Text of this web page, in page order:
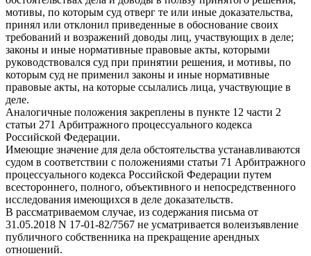
мотивы, по которым суд отверг те или иные доказательства,
принял или отклонил приведенные в обоснование своих
требований и возражений доводы лиц, участвующих в деле;
законы и иные нормативные правовые акты, которыми
руководствовался суд при принятии решения, и мотивы, по
которым суд не применил законы и иные нормативные
правовые акты, на которые ссылались лица, участвующие в
деле.
Аналогичные положения закреплены в пункте 12 части 2
статьи 271 Арбитражного процессуального кодекса
Российской Федерации.
Имеющие значение для дела обстоятельства устанавливаются
судом в соответствии с положениями статьи 71 Арбитражного
процессуального кодекса Российской Федерации путем
всестороннего, полного, объективного и непосредственного
исследования имеющихся в деле доказательств.
В рассматриваемом случае, из содержания письма от
31.05.2018 N 17-01-82/7567 не усматривается волеизъявление
публичного собственника на прекращение арендных
отношений.